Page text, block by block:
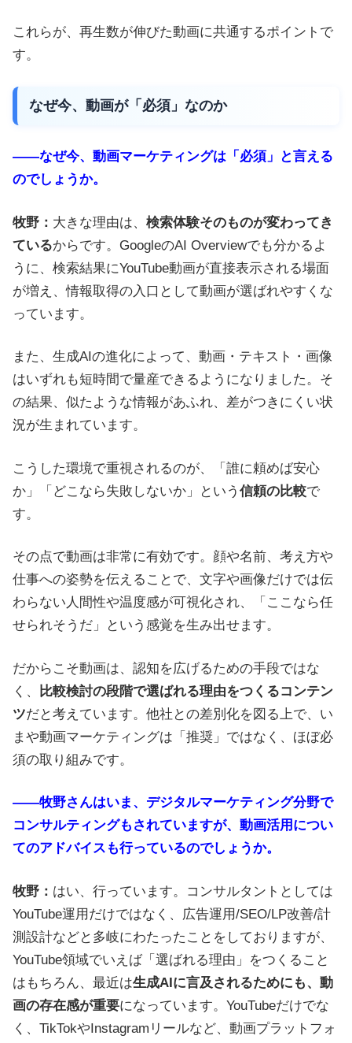
これらが、再生数が伸びた動画に共通するポイントで
す。
なぜ今、動画が「必須」なのか
――なぜ今、動画マーケティングは「必須」と言える
のでしょうか。
牧野： 大きな理由は、 検索体験そのものが変わってき
ているからです。GoogleのAI Overviewでも分かるよ
うに、検索結果にYouTube動画が直接表示される場面
が増え、情報取得の入口として動画が選ばれやすくな
っています。
また、生成AIの進化によって、動画・テキスト・画像
はいずれも短時間で量産できるようになりました。そ
の結果、似たような情報があふれ、差がつきにくい状
況が生まれています。
こうした環境で重視されるのが、「誰に頼めば安心
か」「どこなら失敗しないか」という 信頼の比較で
す。
その点で動画は非常に有効です。顔や名前、考え方や
仕事への姿勢を伝えることで、文字や画像だけでは伝
わらない人間性や温度感が可視化され、「ここなら任
せられそうだ」という感覚を生み出せます。
だからこそ動画は、認知を広げるための手段ではな
く、
比較検討の段階で選ばれる理由をつくるコンテン
ツだと考えています。他社との差別化を図る上で、い
まや動画マーケティングは「推奨」ではなく、ほぼ必
須の取り組みです。
――牧野さんはいま、デジタルマーケティング分野で
コンサルティングもされていますが、動画活用につい
てのアドバイスも行っているのでしょうか。
牧野： はい、行っています。コンサルタントとしては
YouTube運用だけではなく、広告運用/SEO/LP改善/計
測設計などと多岐にわたったことをしておりますが、
YouTube領域でいえば「選ばれる理由」をつくること
はもちろん、最近は生成AIに言及されるためにも、動
画の存在感が重要になっています。YouTubeだけでな
く、TikTokやInstagramリールなど、動画プラットフォ